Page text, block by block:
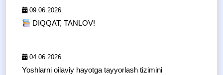
09.06.2026
DIQQAT, TANLOV!
04.06.2026
Yoshlarni oilaviy hayotga tayyorlash tizimini